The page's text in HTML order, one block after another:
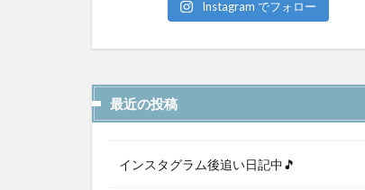
Instagram でフォロー
最近の投稿
インスタグラム後追い日記中🎵